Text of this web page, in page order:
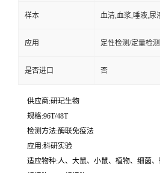
样本 血清,血浆,唾液,尿
应用 定性检测/定量检
是否进口 否
供应商:研玘生物
规格:96T/48T
检测方法:酶联免疫法
应用:科研实验
适应物种:人、大鼠、小鼠、植物、细菌